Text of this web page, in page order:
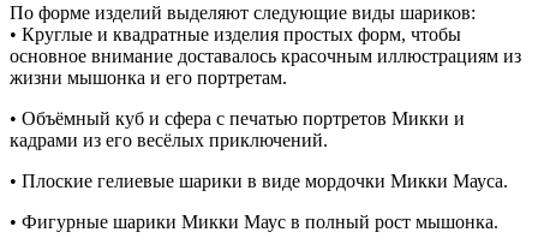
По форме изделий выделяют следующие виды шариков:
• Круглые и квадратные изделия простых форм, чтобы
основное внимание доставалось красочным иллюстрациям из
жизни мышонка и его портретам.
• Объёмный куб и сфера с печатью портретов Микки и
кадрами из его весёлых приключений.
• Плоские гелиевые шарики в виде мордочки Микки Мауса.
• Фигурные шарики Микки Маус в полный рост мышонка.